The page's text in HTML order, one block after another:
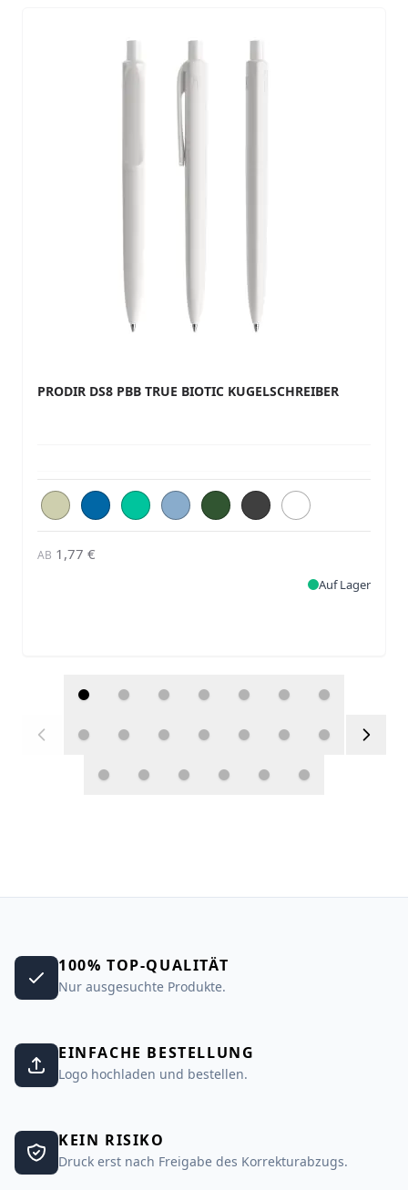
PRODIR DS8 PBB TRUE BIOTIC KUGELSCHREIBER
AB 1,77 €
Auf Lager
100% TOP-QUALITÄT
Nur ausgesuchte Produkte.
EINFACHE BESTELLUNG
Logo hochladen und bestellen.
KEIN RISIKO
Druck erst nach Freigabe des Korrekturabzugs.